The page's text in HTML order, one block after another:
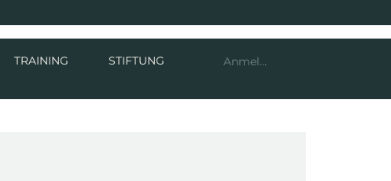
TRAINING STIFTUNG Anmelden